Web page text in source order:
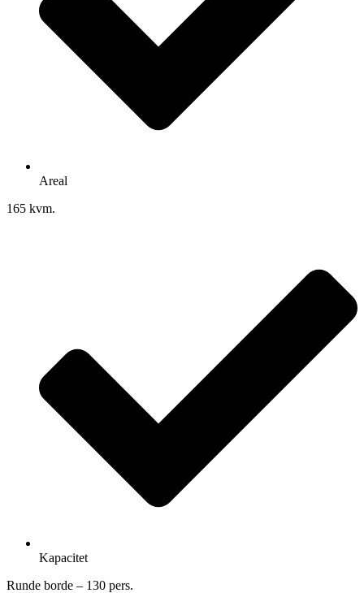
Areal
165 kvm.
Kapacitet
Runde borde – 130 pers.